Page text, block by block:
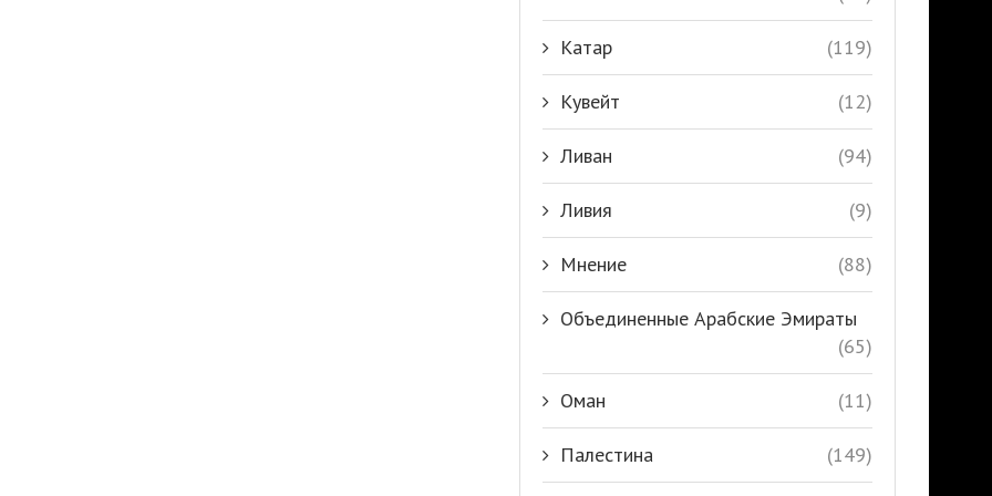
Катар (119)
Кувейт (12)
Ливан (94)
Ливия (9)
Мнение (88)
Объединенные Арабские Эмираты
(65)
Оман (11)
Палестина (149)